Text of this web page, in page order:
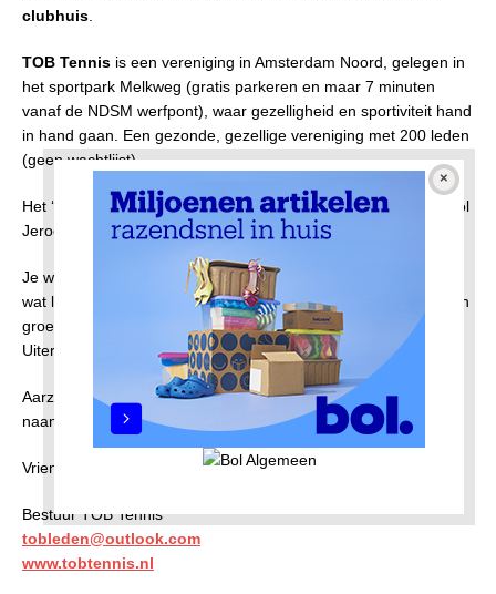
clubhuis.
TOB Tennis is een vereniging in Amsterdam Noord, gelegen in
het sportpark Melkweg (gratis parkeren en maar 7 minuten
vanaf de NDSM werfpont), waar gezelligheid en sportiviteit hand
in hand gaan. Een gezonde, gezellige vereniging met 200 leden
(geen wachtlijst).
Het ‘ TOB NIEUW OPEN’wordt begeleid door onze tennisschool
Jeroen Hoevenberg.
Je wordt verwelkomd in ons nieuwe clubhuis met koffie/thee en
wat lekkers en daarna worden er gratis tennislessen gegeven in
groepsverband en we sluiten af met een drankje en hapje.
Uiteraard houden we gezamenlijk de coronaregels in acht.
Aarzel niet en meld je aan via onderstaand emailadres met je
naam, mobiele nummer en leeftijd.
Vriendelijke en sportieve groet.
Bestuur TOB Tennis
tobleden@outlook.com
www.tobtennis.nl